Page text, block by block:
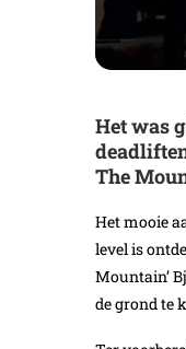
Het was
The
Het mooie
level is
Mountain’
de grond te